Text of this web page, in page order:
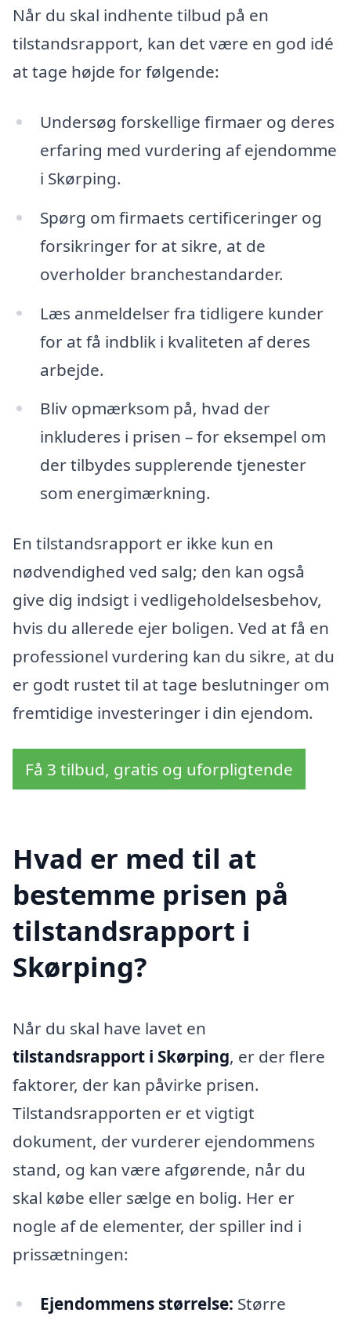
Når du skal indhente tilbud på en
tilstandsrapport, kan det være en god idé
at tage højde for følgende:
Undersøg forskellige firmaer og deres
erfaring med vurdering af ejendomme
i Skørping.
Spørg om firmaets certificeringer og
forsikringer for at sikre, at de
overholder branchestandarder.
Læs anmeldelser fra tidligere kunder
for at få indblik i kvaliteten af deres
arbejde.
Bliv opmærksom på, hvad der
inkluderes i prisen – for eksempel om
der tilbydes supplerende tjenester
som energimærkning.
En tilstandsrapport er ikke kun en
nødvendighed ved salg; den kan også
give dig indsigt i vedligeholdelsesbehov,
hvis du allerede ejer boligen. Ved at få en
professionel vurdering kan du sikre, at du
er godt rustet til at tage beslutninger om
fremtidige investeringer i din ejendom.
Få 3 tilbud, gratis og uforpligtende
Hvad er med til at
bestemme prisen på
tilstandsrapport i
Skørping?
Når du skal have lavet en
tilstandsrapport i Skørping, er der flere
faktorer, der kan påvirke prisen.
Tilstandsrapporten er et vigtigt
dokument, der vurderer ejendommens
stand, og kan være afgørende, når du
skal købe eller sælge en bolig. Her er
nogle af de elementer, der spiller ind i
prissætningen:
Ejendommens størrelse: Større